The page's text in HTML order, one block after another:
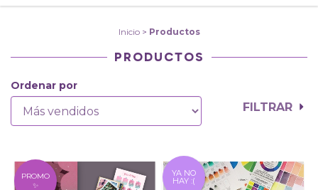
Inicio > Productos
PRODUCTOS
Ordenar por
FILTRAR
PROMO
✨
YA NO
HAY :(